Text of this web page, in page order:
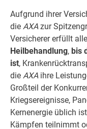
Aufgrund ihrer
die AXA zur
Versicherer erfüllt
Heilbehandlung, bis
ist,
die AXA ihre
Großteil der
Kriegsereignisse,
Kernenergie üblich
Kämpfen teilnimmt